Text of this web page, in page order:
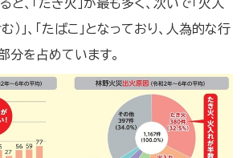
、「たき火」が最も多く、次いで「火入
む）」、「たばこ」となっており、人為的な行
分を占めています。